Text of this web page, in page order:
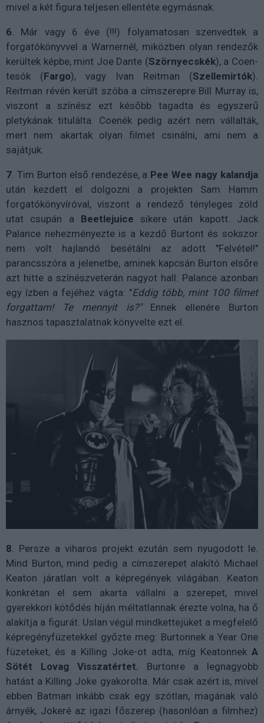
mivel a két figura teljesen ellentéte egymásnak.
6. Már vagy 6 éve (!!!) folyamatosan szenvedtek a
forgatókönyvvel a Warnernél, miközben olyan rendezők
kerültek képbe, mint Joe Dante (Szörnyecskék), a Coen-
tesók (Fargo), vagy Ivan Reitman (Szellemirtók).
Reitman révén került szóba a címszerepre Bill Murray is,
viszont a színész ezt később tagadta és egyszerű
pletykának titulálta. Coenék pedig azért nem vállalták,
mert nem akartak olyan filmet csinálni, ami nem a
sajátjuk.
7. Tim Burton első rendezése, a Pee Wee nagy kalandja
után kezdett el dolgozni a projekten Sam Hamm
forgatókönyvíróval, viszont a rendező tényleges zöld
utat csupán a Beetlejuice sikere után
kapott. Jack
Palance nehezményezte is a kezdő Burtont és sokszor
nem volt hajlandó besétálni az adott "Felvétel!"
parancsszóra a jelenetbe, aminek kapcsán Burton elsőre
azt hitte a színészveterán nagyot hall. Palance azonban
egy ízben a fejéhez vágta: "Eddig több, mint 100 filmet
forgattam! Te mennyit is?" Ennek ellenére Burton
hasznos tapasztalatnak könyvelte ezt el.
8. Persze a viharos projekt ezután sem nyugodott le.
Mind Burton, mind pedig a címszerepet alakító Michael
Keaton járatlan volt a képregények világában. Keaton
konkrétan el sem akarta vállalni a szerepet, mivel
gyerekkori kötődés híján méltatlannak érezte volna, ha ő
alakítja a figurát. Uslan végül mindkettejüket a megfelelő
képregényfüzetekkel győzte meg: Burtonnek a Year One
füzeteket, és a Killing Joke-ot adta, míg Keatonnek A
Sötét Lovag Visszatértet. Burtonre a
legnagyobb
hatást a Killing Joke gyakorolta. Már csak azért is, mivel
ebben Batman inkább csak egy szótlan, magának való
árnyék, Jokeré az igazi főszerep (hasonlóan a filmhez)